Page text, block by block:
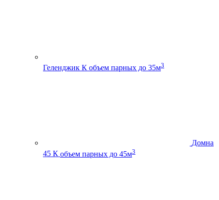
Геленджик К объем парных до 35м3
Домна
45 К объем парных до 45м3